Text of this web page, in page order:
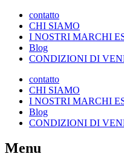
contatto
CHI SIAMO
I NOSTRI MARCHI
Blog
CONDIZIONI DI
contatto
CHI SIAMO
I NOSTRI MARCHI
Blog
CONDIZIONI DI
Menu